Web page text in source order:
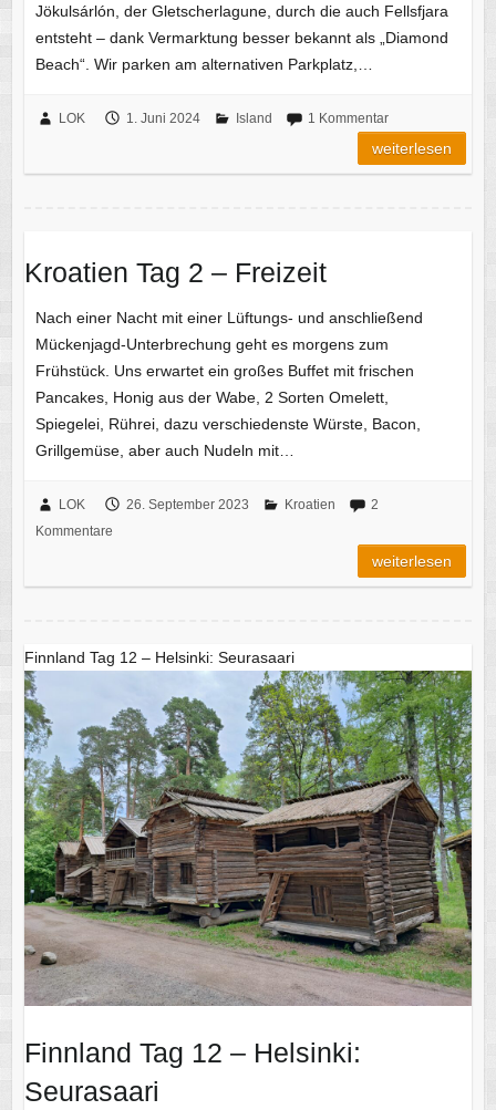
Jökulsárlón, der Gletscherlagune, durch die auch Fellsfjara
entsteht – dank Vermarktung besser bekannt als „Diamond
Beach“. Wir parken am alternativen Parkplatz,…
LOK 1. Juni 2024 Island 1 Kommentar
weiterlesen
Kroatien Tag 2 – Freizeit
Nach einer Nacht mit einer Lüftungs- und anschließend
Mückenjagd-Unterbrechung geht es morgens zum
Frühstück. Uns erwartet ein großes Buffet mit frischen
Pancakes, Honig aus der Wabe, 2 Sorten Omelett,
Spiegelei, Rührei, dazu verschiedenste Würste, Bacon,
Grillgemüse, aber auch Nudeln mit…
LOK 26. September 2023 Kroatien
2
Kommentare
weiterlesen
Finnland Tag 12 – Helsinki: Seurasaari
Finnland Tag 12 – Helsinki:
Seurasaari